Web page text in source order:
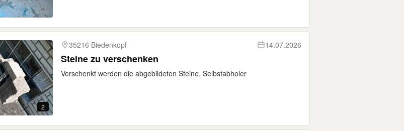
2
35216 Biedenkopf 14.07.2026
Steine zu verschenken
Verschenkt werden die abgebildeten Steine. Selbstabholer